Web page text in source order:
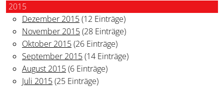
2015
Dezember 2015(12 Einträge)
November 2015(28 Einträge)
Oktober 2015(26 Einträge)
September 2015(14 Einträge)
August 2015(6 Einträge)
Juli 2015(25 Einträge)